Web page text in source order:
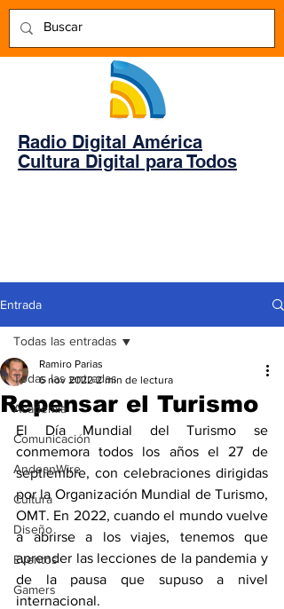
Radio Digital América
Cultura Digital para Todos
Entrada
Todas las entradas
Academia
Comunicación
AndeanWire
Cultura
Diseño
Eventos
Gamers
Todas las entradas
Repensar el Turismo
Ramiro Parias
6 nov 2022 2 min de lectura
El Día Mundial del Turismo se
conmemora todos los años el 27 de
septiembre, con celebraciones dirigidas
por la Organización Mundial de Turismo,
OMT. En 2022, cuando el mundo vuelve
a abrirse a los viajes, tenemos que
aprender las lecciones de la pandemia y
de la pausa que supuso a nivel
internacional.